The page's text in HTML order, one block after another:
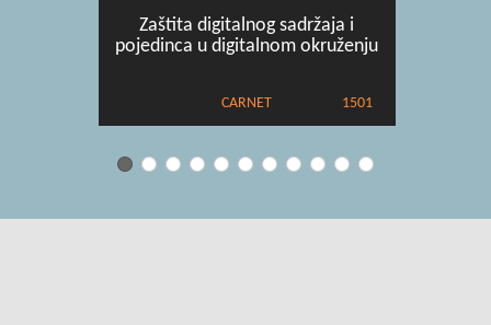
Zaštita digitalnog sadržaja i
pojedinca u digitalnom okruženju
CARNET 1501